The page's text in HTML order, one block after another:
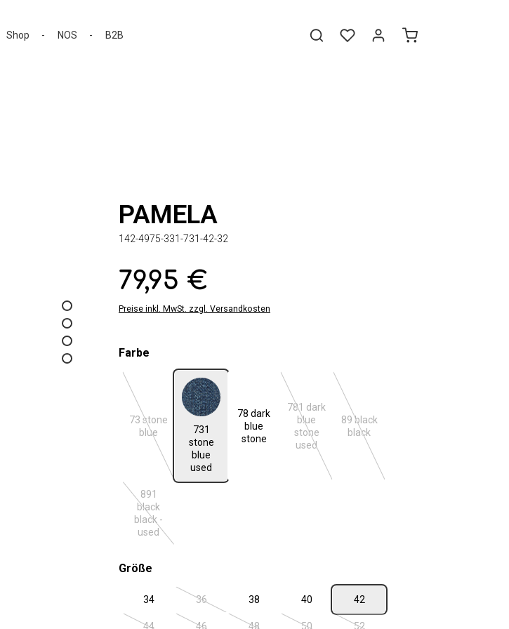
Shop NOS B2B
PAMELA
142-4975-331-731-42-32
Regulärer Preis:
79,95 €
Preise inkl. MwSt. zzgl. Versandkosten
Farbe
73 stone
blue(Diese Option ist zurzeit nicht verfügbar.)
731
stone
blue
used
731 stone blue used
78 dark
blue
stone
781 dark
blue
stone
used
(Diese Option ist zurzeit nicht verfügbar.)
89 black
black(Diese Option ist zurzeit nicht
891
black
black -
used
(Diese Option ist zurzeit nicht verfügbar.)
Größe
34 36(Diese Option ist zurzeit nicht verfügbar.)
38 40 42
44 46 48 50 52